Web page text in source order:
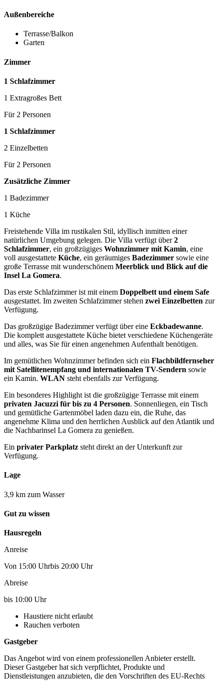
Außenbereiche
Terrasse/Balkon
Garten
Zimmer
1 Schlafzimmer
1 Extragroßes Bett
Für 2 Personen
1 Schlafzimmer
2 Einzelbetten
Für 2 Personen
Zusätzliche Zimmer
1 Badezimmer
1 Küche
Freistehende Villa im rustikalen Stil, idyllisch inmitten einer
natürlichen Umgebung gelegen. Die Villa verfügt über2
Schlafzimmer, ein großzügiges Wohnzimmer mit Kamin, eine
voll ausgestattete Küche, ein geräumiges Badezimmer sowie eine
große Terrasse mit wunderschönem Meerblick und Blick auf die
Insel La Gomera.
Das erste Schlafzimmer ist mit einem Doppelbett und einem Safe
ausgestattet. Im zweiten Schlafzimmer stehen zwei Einzelbetten zur
Verfügung.
Das großzügige Badezimmer verfügt über eine Eckbadewanne.
Die komplett ausgestattete Küche bietet verschiedene Küchengeräte
und alles, was Sie für einen angenehmen Aufenthalt benötigen.
Im gemütlichen Wohnzimmer befinden sich ein Flachbildfernseher
mit Satellitenempfang und internationalen TV-Sendern sowie
ein Kamin. WLAN steht ebenfalls zur Verfügung.
Ein besonderes Highlight ist die großzügige Terrasse mit einem
privaten Jacuzzi für bis zu 4 Personen. Sonnenliegen, ein Tisch
und gemütliche Gartenmöbel laden dazu ein, die Ruhe, das
angenehme Klima und den herrlichen Ausblick auf den Atlantik und
die Nachbarinsel La Gomera zu genießen.
Ein privater Parkplatz steht direkt an der Unterkunft zur
Verfügung.
Lage
3,9 km zum Wasser
Gut zu wissen
Hausregeln
Anreise
Von 15:00 Uhrbis 20:00 Uhr
Abreise
bis 10:00 Uhr
Haustiere nicht erlaubt
Rauchen verboten
Gastgeber
Das Angebot wird von einem professionellen Anbieter erstellt.
Dieser Gastgeber hat sich verpflichtet, Produkte und
Dienstleistungen anzubieten, die den Vorschriften des EU-Rechts